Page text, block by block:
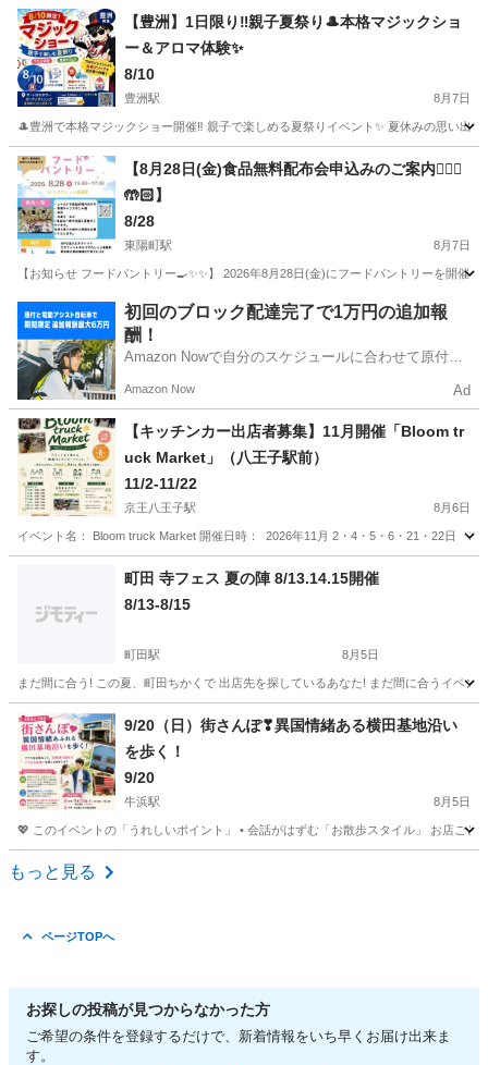
東京 江東区 豊洲駅 地域/お祭り フードバンク
【豊洲】1日限り‼️親子夏祭り🎩本格マジックショ
ー＆アロマ体験✨
8/10
豊洲駅 8月7日
🎩豊洲で本格マジックショー開催‼️ 親子で楽しめる夏祭りイベント✨ 夏休みの思い出
東京 江東区 豊洲駅 地域/お祭り 夏祭り
【8月28日(金)食品無料配布会申込みのご案内🙋🏻‍♀️
🤲🏻】
8/28
東陽町駅 8月7日
【お知らせ フードパントリー🍳✨✨】 2026年8月28日(金)にフードパントリーを開
東陽町駅 地域/お祭り フードパントリー
初回のブロック配達完了で1万円の追加報
酬！
Amazon Nowで自分のスケジュールに合わせて原付や
う！
Amazon Now Ad
【キッチンカー出店者募集】11月開催「Bloom tr
uck Market」（八王子駅前）
11/2-11/22
京王八王子駅 8月6日
イベント名： Bloom truck Market 開催日時： 2026年11月 2・4・5・6・21・22日
京王八王子駅 地域/お祭り Bloom
町田 寺フェス 夏の陣 8/13.14.15開催
8/13-8/15
町田駅 8月5日
まだ間に合う! この夏、町田ちかくで 出店先を探しているあなた! まだ間に合うイベ
東京 町田市 町田駅 地域/お祭り フェス
9/20（日）街さんぽ❣異国情緒ある横田基地沿い
を歩く！
9/20
牛浜駅 8月5日
💖 このイベントの「うれしいポイント」 • 会話がはずむ「お散歩スタイル」 お店ご
東京 福生市
もっと見る
ページTOPへ
お探しの投稿が見つからなかった方
ご希望の条件を登録するだけで、新着情報をいち早くお届け出来ま
す。